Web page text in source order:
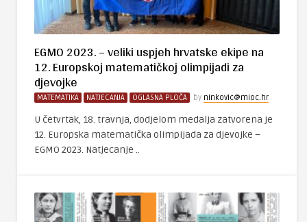
EGMO 2023. – veliki uspjeh hrvatske ekipe na
12. Europskoj matematičkoj olimpijadi za
djevojke
MATEMATIKA NATJECANJA OGLASNA PLOČA by ninkovic@mioc.hr
U četvrtak, 18. travnja, dodjelom medalja zatvorena je
12. Europska matematička olimpijada za djevojke –
EGMO 2023. Natjecanje ..